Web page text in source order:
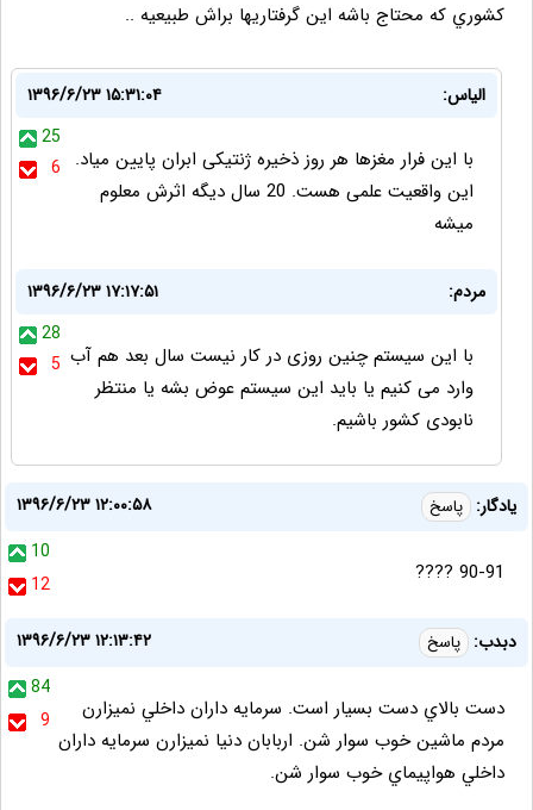
كشوري كه محتاج باشه اين گرفتاريها براش طبيعيه ..
الیاس:
۱۳۹۶/۶/۲۳ ۱۵:۳۱:۰۴
25
6
با این فرار مغزها هر روز ذخیره ژنتیکی ابران پایین میاد.
این واقعیت علمی هست. 20 سال دیگه اثرش معلوم
میشه
مردم:
۱۳۹۶/۶/۲۳ ۱۷:۱۷:۵۱
28
5 با این سیستم چنین روزی در کار نیست سال بعد هم آب
وارد می کنیم یا باید این سیستم عوض بشه یا منتظر
نابودی کشور باشیم.
یادگار: پاسخ
۱۳۹۶/۶/۲۳ ۱۲:۰۰:۵۸
10
12
90-91 ????
دبدب: پاسخ
۱۳۹۶/۶/۲۳ ۱۲:۱۳:۴۲
84
9
دست بالاي دست بسيار است. سرمايه داران داخلي نميزارن
مردم ماشين خوب سوار شن. اربابان دنيا نميزارن سرمايه داران
داخلي هواپيماي خوب سوار شن.